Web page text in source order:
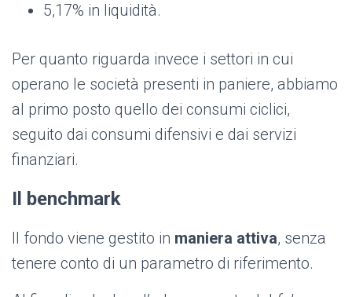
5,17% in liquidità.
Per quanto riguarda invece i settori in cui
operano le società presenti in paniere, abbiamo
al primo posto quello dei consumi ciclici,
seguito dai consumi difensivi e dai servizi
finanziari.
Il benchmark
Il fondo viene gestito in maniera attiva, senza
tenere conto di un parametro di riferimento.